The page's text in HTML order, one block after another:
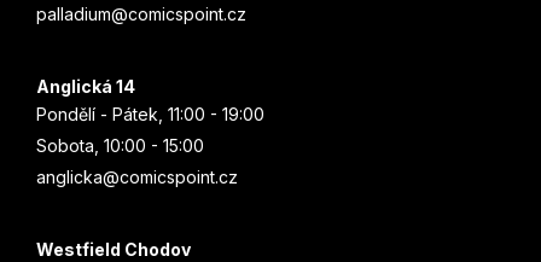
palladium@comicspoint.cz
Anglická 14
Pondělí - Pátek, 11:00 - 19:00
Sobota, 10:00 - 15:00
anglicka@comicspoint.cz
Westfield Chodov